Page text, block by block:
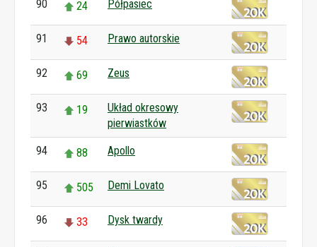
90 24 Półpasiec
91 54 Prawo autorskie
92 69 Zeus
93 19
Układ okresowy
pierwiastków
94 88 Apollo
95 505 Demi Lovato
96 33 Dysk twardy